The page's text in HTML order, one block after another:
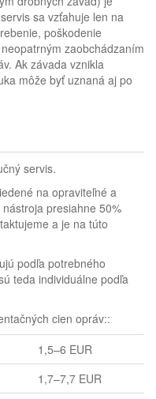
sa vzťahuje len na
poškodenie
zaobchádzaním
Ak závada vznikla
môže byť uznaná aj po
servis.
na opraviteľné a
presiahne 50%
a je na túto
podľa potrebného
teda individuálne podľa
cien opráv::
1,5–6 EUR
1,7–7,7 EUR